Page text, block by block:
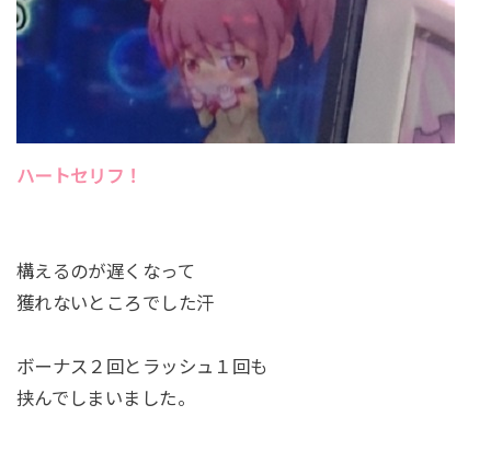
ハートセリフ！
構えるのが遅くなって
獲れないところでした汗
ボーナス２回とラッシュ１回も
挟んでしまいました。